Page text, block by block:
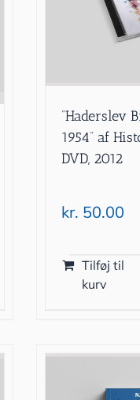
”Haderslev
1954” af
DVD, 2012
kr. 50.00
Tilføj til
kurv